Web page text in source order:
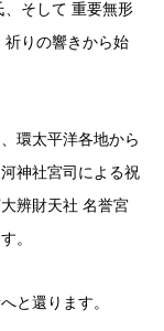
、そして 重要無形
祈りの響きから始
環太平洋各地から
神社宮司による祝
辨財天社 名誉宮
。
と還ります。